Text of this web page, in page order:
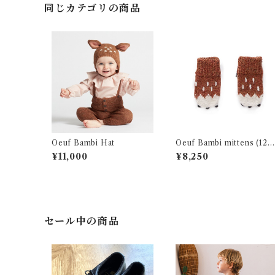
同じカテゴリの商品
Oeuf Bambi Hat
¥11,000
Oeuf Bambi mittens (12-1
8m)
¥8,250
セール中の商品